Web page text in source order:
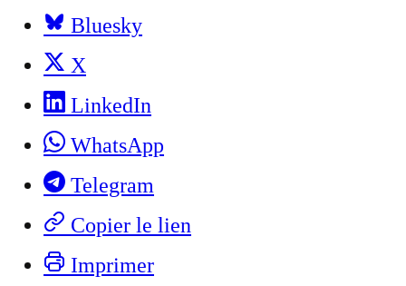
Bluesky
X
LinkedIn
WhatsApp
Telegram
Copier le lien
Imprimer